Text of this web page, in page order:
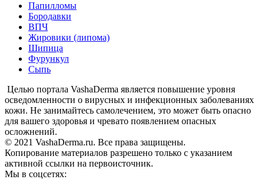
Папилломы
Бородавки
ВПЧ
Жировики (липома)
Шипица
Фурункул
Сыпь
Целью портала VashaDerma является повышение уровня
осведомленности о вирусных и инфекционных заболеваниях
кожи. Не занимайтесь самолечением, это может быть опасно
для вашего здоровья и чревато появлением опасных
осложнений.
© 2021 VashaDerma.ru. Все права защищены.
Копирование материалов разрешено только с указанием
активной ссылки на первоисточник.
Мы в соцсетях: